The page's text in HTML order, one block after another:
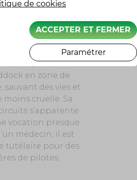
« le
Il a apporté
dans un
à la fatalité. En
mobile, il a
en zone de
des vies et
cruelle. Sa
s’apparente
vocation presque
médecin, il est
tutélaire pour des
de pilotes.
de cookies
ACCEPTER ET FERMER
Paramétrer